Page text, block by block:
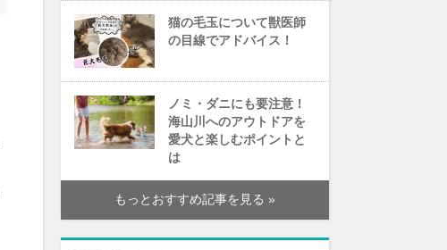
猫の毛玉について獣医師
の目線でアドバイス！
ノミ・ダニにも要注意！
海山川へのアウトドアを
愛犬と楽しむポイントと
は
もっとおすすめ記事を見る »